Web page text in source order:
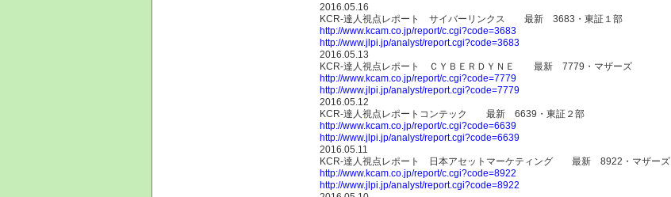
2016.05.16
KCR-達人視点レポート サイバーリンクス 最新 3683・東証１部
http://www.kcam.co.jp/report/c.cgi?code=3683
http://www.jlpi.jp/analyst/report.cgi?code=3683
2016.05.13
KCR-達人視点レポート ＣＹＢＥＲＤＹＮＥ 最新 7779・マザーズ
http://www.kcam.co.jp/report/c.cgi?code=7779
http://www.jlpi.jp/analyst/report.cgi?code=7779
2016.05.12
KCR-達人視点レポートコンテック 最新 6639・東証２部
http://www.kcam.co.jp/report/c.cgi?code=6639
http://www.jlpi.jp/analyst/report.cgi?code=6639
2016.05.11
KCR-達人視点レポート 日本アセットマーケティング 最新 8922・マザーズ
http://www.kcam.co.jp/report/c.cgi?code=8922
http://www.jlpi.jp/analyst/report.cgi?code=8922